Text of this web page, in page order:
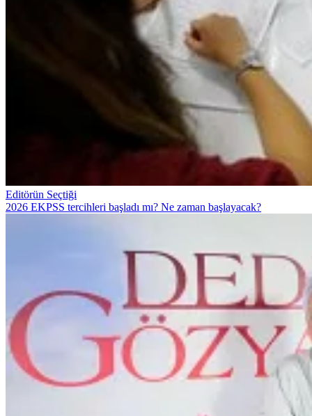
Editörün Seçtiği
2026 EKPSS tercihleri başladı mı? Ne zaman başlayacak?